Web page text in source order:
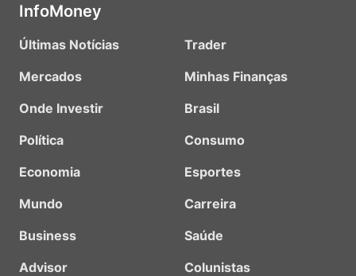
InfoMoney
Últimas Notícias
Mercados
Onde Investir
Política
Economia
Mundo
Business
Advisor
Trader
Minhas Finanças
Brasil
Consumo
Esportes
Carreira
Saúde
Colunistas